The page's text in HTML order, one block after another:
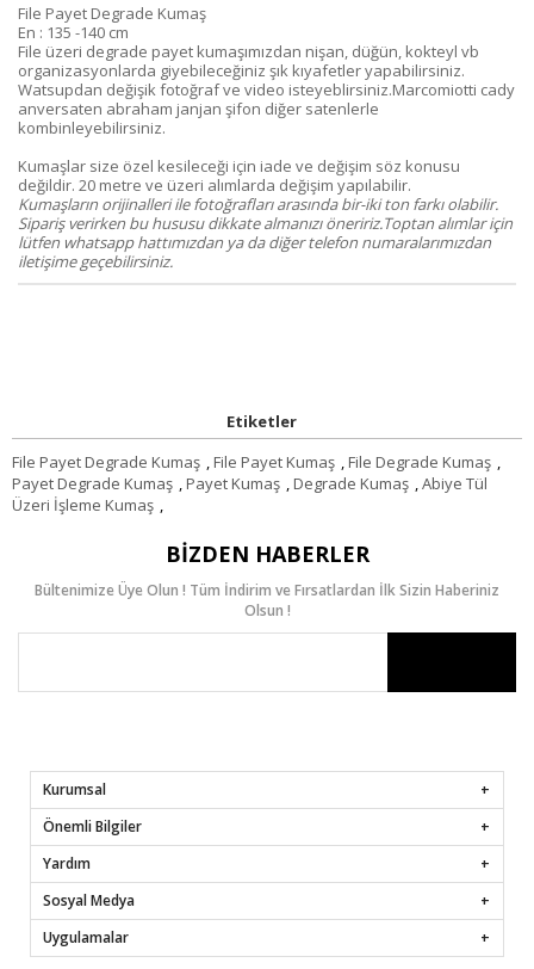
File Payet Degrade Kumaş
En : 135 -140 cm
File üzeri degrade payet kumaşımızdan nişan, düğün, kokteyl vb
organizasyonlarda giyebileceğiniz şık kıyafetler yapabilirsiniz.
Watsupdan değişik fotoğraf ve video isteyeblirsiniz.Marcomiotti cady
anversaten abraham janjan şifon diğer satenlerle
kombinleyebilirsiniz.
Kumaşlar size özel kesileceği için iade ve değişim söz konusu
değildir. 20 metre ve üzeri alımlarda değişim yapılabilir.
Kumaşların orijinalleri ile fotoğrafları arasında bir-iki ton farkı olabilir.
Sipariş verirken bu hususu dikkate almanızı öneririz.Toptan alımlar için
lütfen whatsapp hattımızdan ya da diğer telefon numaralarımızdan
iletişime geçebilirsiniz.
Etiketler
File Payet Degrade Kumaş ,File Payet Kumaş ,File Degrade Kumaş ,
Payet Degrade Kumaş ,Payet Kumaş ,Degrade Kumaş ,Abiye Tül
Üzeri İşleme Kumaş ,
BIZDEN HABERLER
Bültenimize Üye Olun ! Tüm İndirim ve Fırsatlardan İlk Sizin Haberiniz
Olsun !
Kurumsal
Önemli Bilgiler
Yardım
Sosyal Medya
Uygulamalar